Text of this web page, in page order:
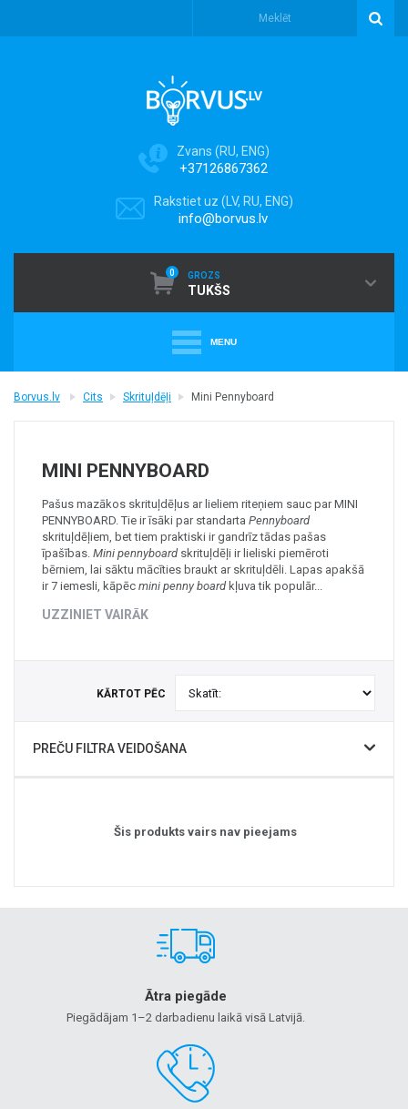
Zvans (RU, ENG)
+37126867362
Rakstiet uz (LV, RU, ENG)
info@borvus.lv
0 GROZS
TUKŠS
MENU
PUTEKĻU SŪCĒJI
FOTOEPILĀTORI
+
DĀRZA TEHNIKA
Borvus.lv Cits Skrituļdēļi Mini Pennyboard
MINI PENNYBOARD
Pašus mazākos skrituļdēļus ar lieliem riteņiem sauc par MINI
PENNYBOARD. Tie ir īsāki par standarta Pennyboard
skrituļdēļiem, bet tiem praktiski ir gandrīz tādas pašas
īpašības. Mini pennyboardskrituļdēļi ir lieliski piemēroti
bērniem, lai sāktu mācīties braukt ar skrituļdēli. Lapas apakšā
ir 7 iemesli, kāpēc mini penny board kļuva tik populār...
UZZINIET VAIRĀK
KĀRTOT PĒC
PREČU FILTRA VEIDOŠANA
Šis produkts vairs nav pieejams
Ātra piegāde
Piegādājam 1–2 darbadienu laikā visā Latvijā.